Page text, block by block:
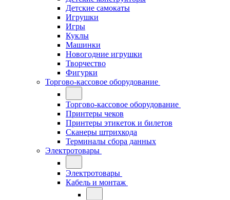
Детские самокаты
Игрушки
Игры
Куклы
Машинки
Новогодние игрушки
Творчество
Фигурки
Торгово-кассовое оборудование
Торгово-кассовое оборудование
Принтеры чеков
Принтеры этикеток и билетов
Сканеры штрихкода
Терминалы сбора данных
Электротовары
Электротовары
Кабель и монтаж